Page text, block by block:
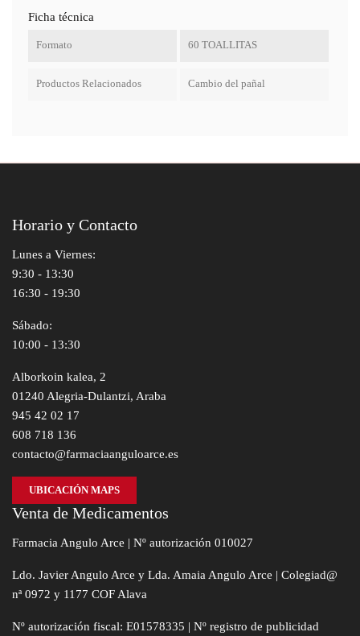
Ficha técnica
Formato 60 TOALLITAS
Productos Relacionados Cambio del pañal
Horario y Contacto
Lunes a Viernes:
9:30 - 13:30
16:30 - 19:30
Sábado:
10:00 - 13:30
Alborkoin kalea, 2
01240 Alegria-Dulantzi, Araba
945 42 02 17
608 718 136
contacto@farmaciaanguloarce.es
UBICACIÓN MAPS
Venta de Medicamentos
Farmacia Angulo Arce | Nº autorización 010027
Ldo. Javier Angulo Arce y Lda. Amaia Angulo Arce | Colegiad@
nª 0972 y 1177 COF Alava
Nº autorización fiscal: E01578335 | Nº registro de publicidad